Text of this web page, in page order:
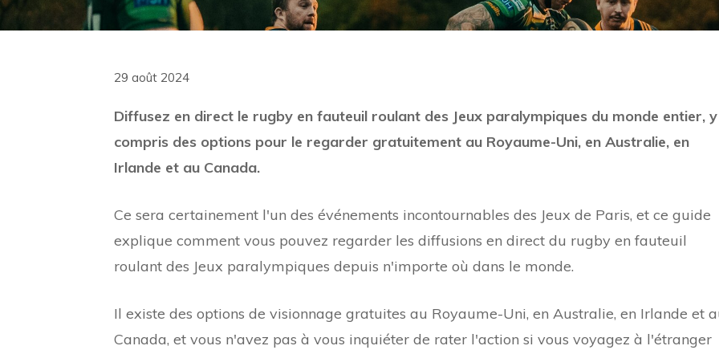
29 août 2024
Diffusez en direct le rugby en fauteuil roulant des Jeux paralympiques du monde entier, y
compris des options pour le regarder gratuitement au Royaume-Uni, en Australie, en
Irlande et au Canada.
Ce sera certainement l'un des événements incontournables des Jeux de Paris, et ce guide
explique comment vous pouvez regarder les diffusions en direct du rugby en fauteuil
roulant des Jeux paralympiques depuis n'importe où dans le monde.
Il existe des options de visionnage gratuites au Royaume-Uni, en Australie, en Irlande et
Canada, et vous n'avez pas à vous inquiéter de rater l'action si vous voyagez à l'étranger